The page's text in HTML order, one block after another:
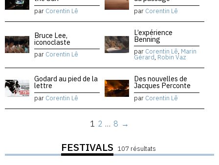
par Corentin Lê par Corentin Lê
Bruce Lee,
iconoclaste
par Corentin Lê
L’expérience
Benning
par Corentin Lê, Marin
Gérard, Robin Vaz
Godard au pied de la
lettre
par Corentin Lê
Des nouvelles de
Jacques Perconte
par Corentin Lê
1 2 … 8 →
FESTIVALS 107 résultats